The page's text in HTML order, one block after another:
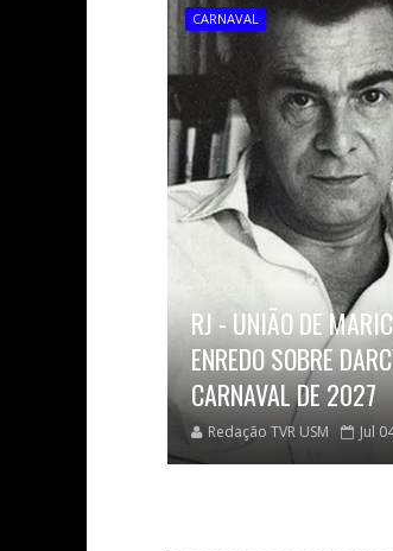
CARNAVAL
RJ - UNIÃO DE
ENREDO SOBRE
CARNAVAL DE 2027
Redação TVR USM Jul